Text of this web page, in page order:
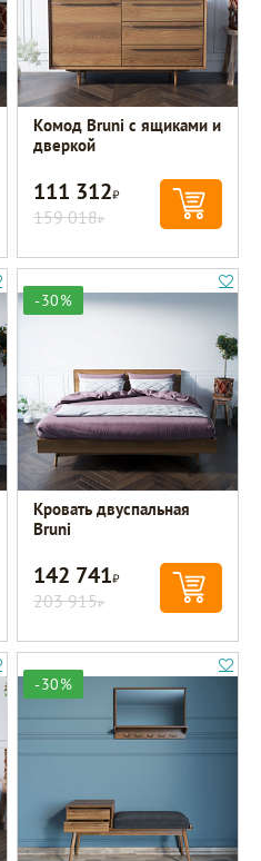
Комод Bruni с ящиками и
дверкой
111 312Р
159 018Р
-30%
Кровать двуспальная
Bruni
142 741Р
203 915Р
-30%